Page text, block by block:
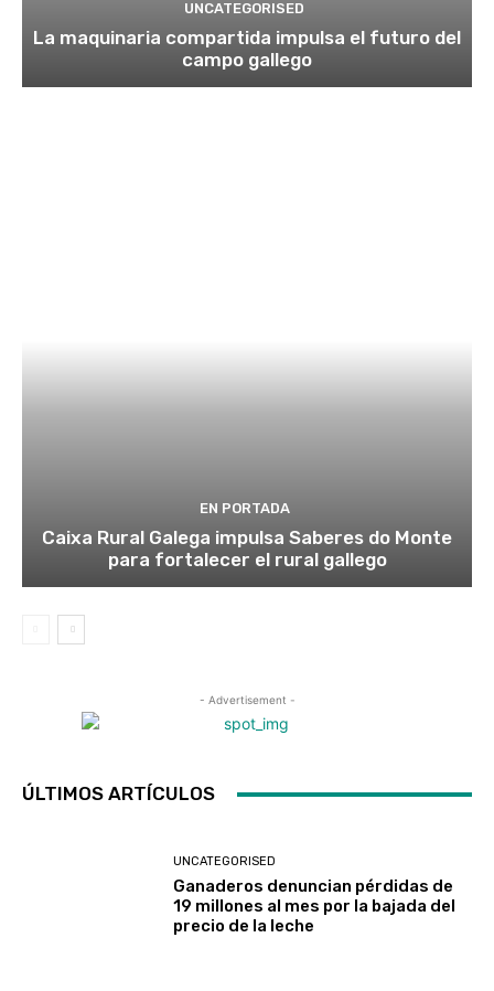
UNCATEGORISED
La maquinaria compartida impulsa el futuro del
campo gallego
EN PORTADA
Caixa Rural Galega impulsa Saberes do Monte
para fortalecer el rural gallego
- Advertisement -
ÚLTIMOS ARTÍCULOS
UNCATEGORISED
Ganaderos denuncian pérdidas de
19 millones al mes por la bajada del
precio de la leche